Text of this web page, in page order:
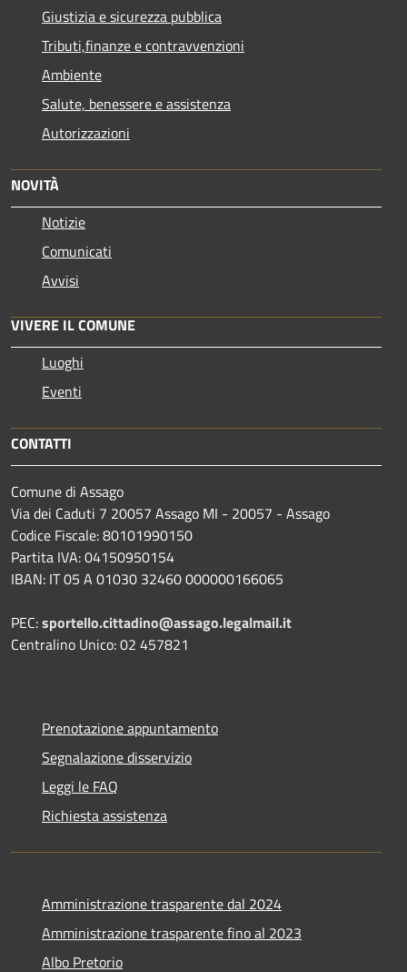
Giustizia e sicurezza pubblica
Tributi,finanze e contravvenzioni
Ambiente
Salute, benessere e assistenza
Autorizzazioni
NOVITÀ
Notizie
Comunicati
Avvisi
VIVERE IL COMUNE
Luoghi
Eventi
CONTATTI
Comune di Assago
Via dei Caduti 7 20057 Assago MI - 20057 - Assago
Codice Fiscale: 80101990150
Partita IVA: 04150950154
IBAN: IT 05 A 01030 32460 000000166065
PEC:sportello.cittadino@assago.legalmail.it
Centralino Unico: 02 457821
Prenotazione appuntamento
Segnalazione disservizio
Leggi le FAQ
Richiesta assistenza
Amministrazione trasparente dal 2024
Amministrazione trasparente fino al 2023
Albo Pretorio